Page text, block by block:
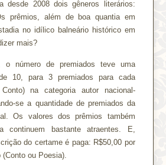
desde 2008 dois gêneros literários:
prêmios, além de boa quantia em
no idílico balneário histórico em
mais?
o número de premiados teve uma
10, para 3 premiados para cada
na categoria autor nacional-
se a quantidade de premiados da
Os valores dos prêmios também
continuem bastante atraentes. E,
do certame é paga: R$50,00 por
ou Poesia).